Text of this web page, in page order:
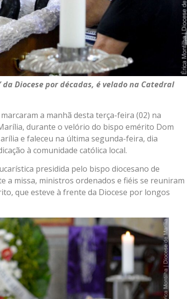
Diocese por décadas, é velado na Catedral
a manhã desta terça-feira (02) na
durante o velório do bispo emérito Dom
e faleceu na última segunda-feira, dia
à comunidade católica local.
presidida pelo bispo diocesano de
a missa, ministros ordenados e fiéis se reuniram
que esteve à frente da Diocese por longos